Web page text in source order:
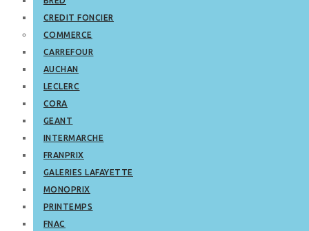
CREDIT FONCIER
COMMERCE
CARREFOUR
AUCHAN
LECLERC
CORA
GEANT
INTERMARCHE
FRANPRIX
GALERIES LAFAYETTE
MONOPRIX
PRINTEMPS
FNAC